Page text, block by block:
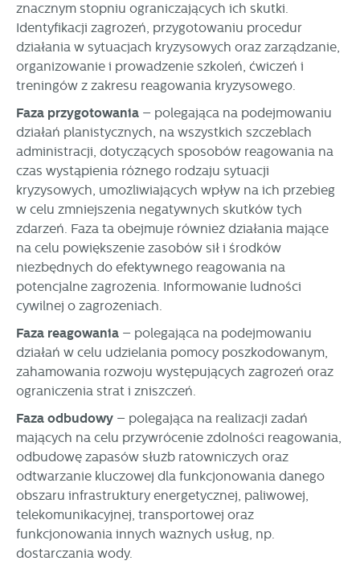
znacznym stopniu ograniczających ich skutki.
Identyfikacji zagrożeń, przygotowaniu procedur
działania w sytuacjach kryzysowych oraz zarządzanie,
organizowanie i prowadzenie szkoleń, ćwiczeń i
treningów z zakresu reagowania kryzysowego.
Faza przygotowania – polegająca na podejmowaniu
działań planistycznych, na wszystkich szczeblach
administracji, dotyczących sposobów reagowania na
czas wystąpienia różnego rodzaju sytuacji
kryzysowych, umożliwiających wpływ na ich przebieg
w celu zmniejszenia negatywnych skutków tych
zdarzeń. Faza ta obejmuje również działania mające
na celu powiększenie zasobów sił i środków
niezbędnych do efektywnego reagowania na
potencjalne zagrożenia. Informowanie ludności
cywilnej o zagrożeniach.
Faza reagowania – polegająca na podejmowaniu
działań w celu udzielania pomocy poszkodowanym,
zahamowania rozwoju występujących zagrożeń oraz
ograniczenia strat i zniszczeń.
Faza odbudowy – polegająca na realizacji zadań
mających na celu przywrócenie zdolności reagowania,
odbudowę zapasów służb ratowniczych oraz
odtwarzanie kluczowej dla funkcjonowania danego
obszaru infrastruktury energetycznej, paliwowej,
telekomunikacyjnej, transportowej oraz
funkcjonowania innych ważnych usług, np.
dostarczania wody.